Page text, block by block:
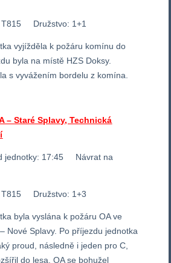
T815 Družstvo: 1+1
vyjížděla k požáru komínu do
byla na místě HZS Doksy.
s vyvážením bordelu z komína.
– Staré Splavy, Technická
17:45 Návrat na
T815 Družstvo: 1+3
byla vyslána k požáru OA ve
Nové Splavy. Po příjezdu jednotka
proud, následně i jeden pro C,
do lesa. OA se bohužel